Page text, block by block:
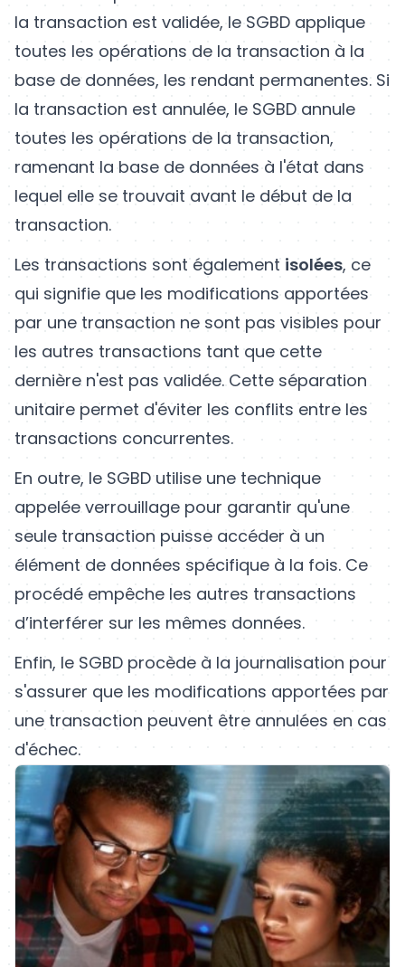
la transaction est validée, le SGBD applique
toutes les opérations de la transaction à la
base de données, les rendant permanentes. Si
la transaction est annulée, le SGBD annule
toutes les opérations de la transaction,
ramenant la base de données à l'état dans
lequel elle se trouvait avant le début de la
transaction.
Les transactions sont également isolées, ce
qui signifie que les modifications apportées
par une transaction ne sont pas visibles pour
les autres transactions tant que cette
dernière n'est pas validée. Cette séparation
unitaire permet d'éviter les conflits entre les
transactions concurrentes.
En outre, le SGBD utilise une technique
appelée verrouillage pour garantir qu'une
seule transaction puisse accéder à un
élément de données spécifique à la fois. Ce
procédé empêche les autres transactions
d’interférer sur les mêmes données.
Enfin, le SGBD procède à la journalisation pour
s'assurer que les modifications apportées par
une transaction peuvent être annulées en cas
d'échec.